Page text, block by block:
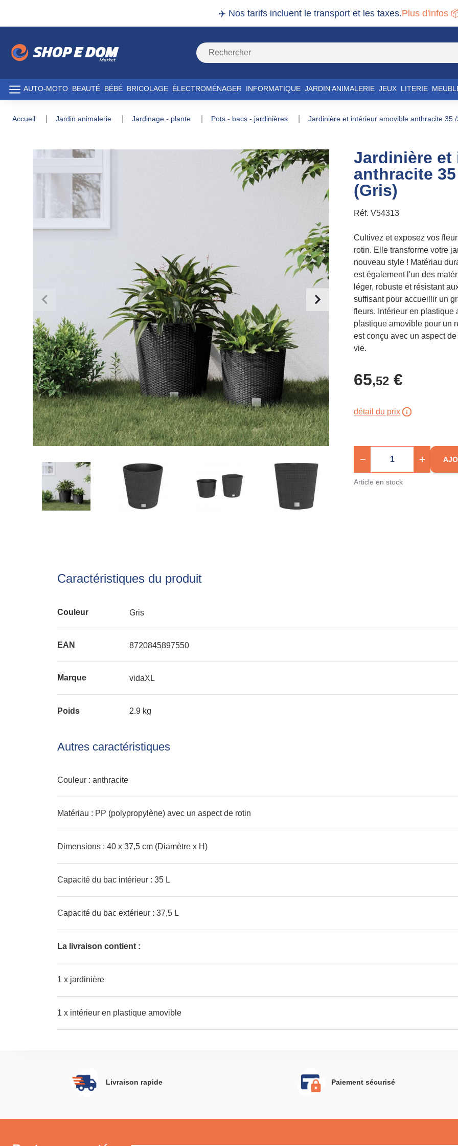
✈️ Nos tarifs incluent le transport et les taxes.Plus d'infos
AUTO-MOTO BEAUTÉ BÉBÉ BRICOLAGE ÉLECTROMÉNAGER INFORMATIQUE JARDIN ANIMALERIE JEUX LITERIE
accueil jardin animalerie jardinage - plante pots - bacs - jardinières jardinière et intérieur amovible anthracite 35
Jardinière et
anthracite
(Gris)
Réf. V54313
Cultivez et exposez vos
rotin. Elle transforme votre
nouveau style ! Matériau
est également l'un des
léger, robuste et résistant
suffisant pour accueillir un
fleurs. Intérieur en plastique
plastique amovible pour un
est conçu avec un aspect
vie.
65,52 €
détail du prix
Article en stock
Caractéristiques du produit
Couleur Gris
EAN 8720845897550
Marque vidaXL
Poids 2.9 kg
Autres caractéristiques
Couleur : anthracite
Matériau : PP (polypropylène) avec un aspect de rotin
Dimensions : 40 x 37,5 cm (Diamètre x H)
Capacité du bac intérieur : 35 L
Capacité du bac extérieur : 37,5 L
La livraison contient :
1 x jardinière
1 x intérieur en plastique amovible
Livraison rapide Paiement sécurisé